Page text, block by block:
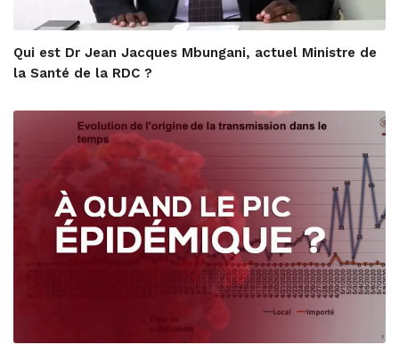
Qui est Dr Jean Jacques Mbungani, actuel Ministre de
la Santé de la RDC ?